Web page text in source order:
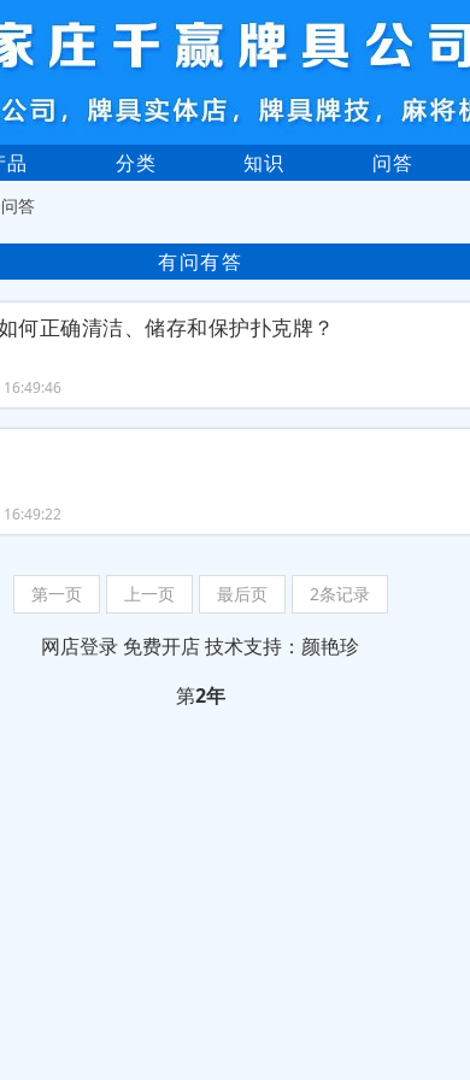
品 分类 知识 问答
答
有问有答
何正确清洁、储存和保护扑克牌？
第一页 上一页 最后页 2条记录
网店登录 免费开店技术支持：颜艳珍
第2年